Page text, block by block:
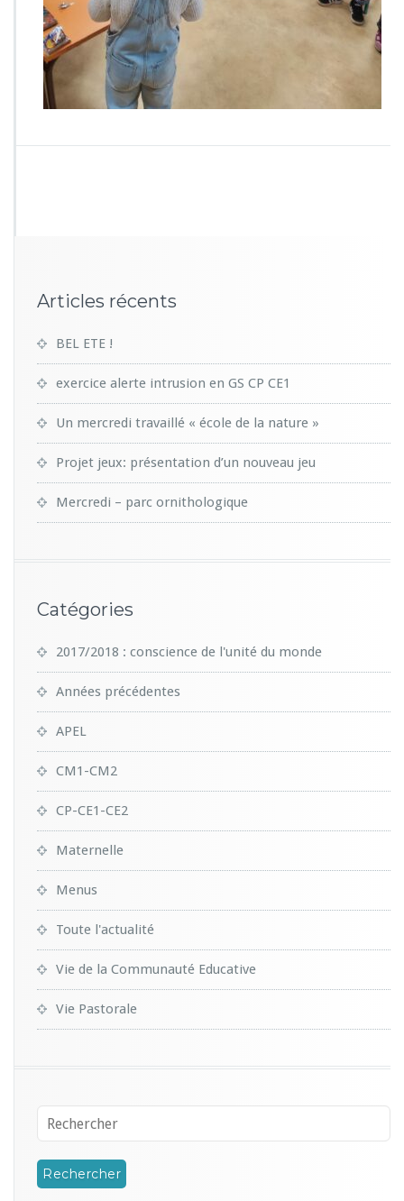
Articles récents
BEL ETE !
exercice alerte intrusion en GS CP CE1
Un mercredi travaillé « école de la nature »
Projet jeux: présentation d’un nouveau jeu
Mercredi – parc ornithologique
Catégories
2017/2018 : conscience de l'unité du monde
Années précédentes
APEL
CM1-CM2
CP-CE1-CE2
Maternelle
Menus
Toute l'actualité
Vie de la Communauté Educative
Vie Pastorale